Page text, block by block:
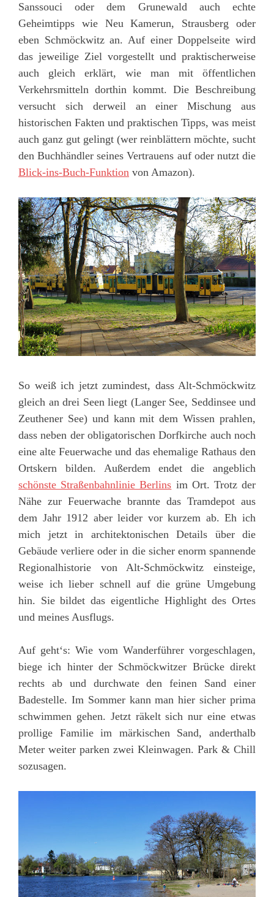
Sanssouci oder dem Grunewald auch echte
Geheimtipps wie Neu Kamerun, Strausberg oder
eben Schmöckwitz an. Auf einer Doppelseite wird
das jeweilige Ziel vorgestellt und praktischerweise
auch gleich erklärt, wie man mit öffentlichen
Verkehrsmitteln dorthin kommt. Die Beschreibung
versucht sich derweil an einer Mischung aus
historischen Fakten und praktischen Tipps, was meist
auch ganz gut gelingt (wer reinblättern möchte, sucht
den Buchhändler seines Vertrauens auf oder nutzt die
Blick-ins-Buch-Funktion von Amazon).
So weiß ich jetzt zumindest, dass Alt-Schmöckwitz
gleich an drei Seen liegt (Langer See, Seddinsee und
Zeuthener See) und kann mit dem Wissen prahlen,
dass neben der obligatorischen Dorfkirche auch noch
eine alte Feuerwache und das ehemalige Rathaus den
Ortskern bilden. Außerdem endet die angeblich
schönste Straßenbahnlinie Berlins im Ort. Trotz der
Nähe zur Feuerwache brannte das Tramdepot aus
dem Jahr 1912 aber leider vor kurzem ab. Eh ich
mich jetzt in architektonischen Details über die
Gebäude verliere oder in die sicher enorm spannende
Regionalhistorie von Alt-Schmöckwitz einsteige,
weise ich lieber schnell auf die grüne Umgebung
hin. Sie bildet das eigentliche Highlight des Ortes
und meines Ausflugs.
Auf geht‘s: Wie vom Wanderführer vorgeschlagen,
biege ich hinter der Schmöckwitzer Brücke direkt
rechts ab und durchwate den feinen Sand einer
Badestelle. Im Sommer kann man hier sicher prima
schwimmen gehen. Jetzt räkelt sich nur eine etwas
prollige Familie im märkischen Sand, anderthalb
Meter weiter parken zwei Kleinwagen. Park & Chill
sozusagen.